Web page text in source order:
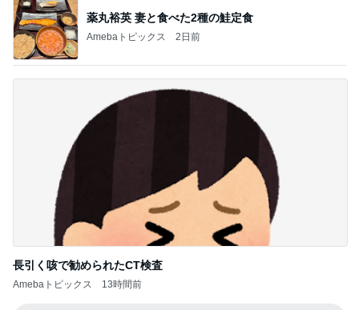
薬丸裕英 妻と食べた2種の鮭定食
Amebaトピックス 2日前
長引く咳で勧められたCT検査
Amebaトピックス 13時間前